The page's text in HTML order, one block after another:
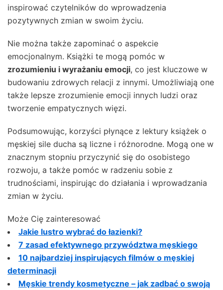
inspirować czytelników do wprowadzenia
pozytywnych zmian w swoim życiu.
Nie można także zapominać o aspekcie
emocjonalnym. Książki te mogą pomóc w
zrozumieniu i wyrażaniu emocji, co jest kluczowe w
budowaniu zdrowych relacji z innymi. Umożliwiają one
także lepsze zrozumienie emocji innych ludzi oraz
tworzenie empatycznych więzi.
Podsumowując, korzyści płynące z lektury książek o
męskiej sile ducha są liczne i różnorodne. Mogą one w
znacznym stopniu przyczynić się do osobistego
rozwoju, a także pomóc w radzeniu sobie z
trudnościami, inspirując do działania i wprowadzania
zmian w życiu.
Może Cię zainteresować
Jakie lustro wybrać do łazienki?
7 zasad efektywnego przywództwa męskiego
10 najbardziej inspirujących filmów o męskiej
determinacji
Męskie trendy kosmetyczne – jak zadbać o swoją